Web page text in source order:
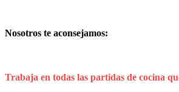
Nosotros te aconsejamos:
Trabaja en todas las partidas de cocina